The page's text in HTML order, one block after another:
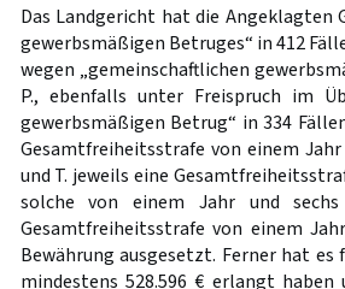
Das Landgericht hat die Angeklagten
gewerbsmäßigen Betruges“ in 412
wegen „gemeinschaftlichen
P., ebenfalls unter Freispruch im
gewerbsmäßigen Betrug“ in 334
Gesamtfreiheitsstrafe von einem
und T. jeweils eine
solche von einem Jahr und
Gesamtfreiheitsstrafe von einem
Bewährung ausgesetzt. Ferner hat
mindestens 528.596 € erlangt